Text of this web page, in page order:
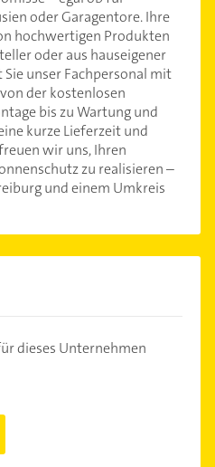
oder Garagentore. Ihre
hochwertigen Produkten
oder aus hauseigener
unser Fachpersonal mit
der kostenlosen
bis zu Wartung und
kurze Lieferzeit und
wir uns, Ihren
zu realisieren –
und einem Umkreis
dieses Unternehmen